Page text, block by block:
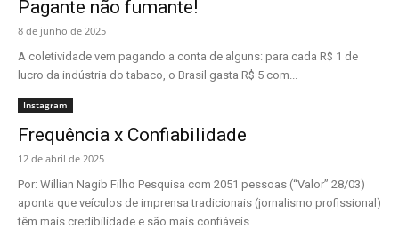
Pagante não fumante!
8 de junho de 2025
A coletividade vem pagando a conta de alguns: para cada R$ 1 de
lucro da indústria do tabaco, o Brasil gasta R$ 5 com...
Instagram
Frequência x Confiabilidade
12 de abril de 2025
Por: Willian Nagib Filho Pesquisa com 2051 pessoas (“Valor” 28/03)
aponta que veículos de imprensa tradicionais (jornalismo profissional)
têm mais credibilidade e são mais confiáveis...